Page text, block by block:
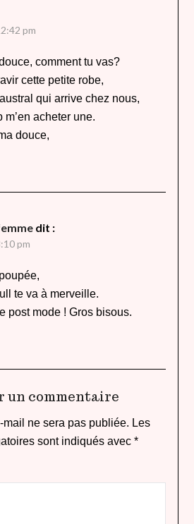
pm
comment tu vas?
cette petite robe,
qui arrive chez nous,
m’en acheter une.
douce,
dit :
pm
te va à merveille.
post mode ! Gros bisous.
un commentaire
mail ne sera pas publiée. Les
sont indiqués avec *